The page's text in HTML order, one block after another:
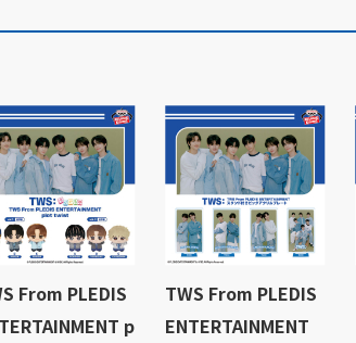
From PLEDIS
p
TWS From PLEDIS
ENTERTAINMENT